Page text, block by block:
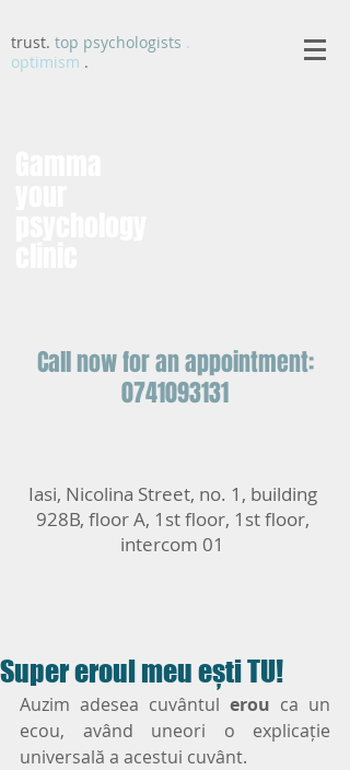
trust. top psychologists .
optimism .
Call now for an appointment:
0741093131
Iasi, Nicolina Street, no. 1, building
928B, floor A, 1st floor, 1st floor,
intercom 01
Super eroul meu ești TU!
Auzim adesea cuvântul erou ca un
ecou, având uneori o explicație
universală a acestui cuvânt.